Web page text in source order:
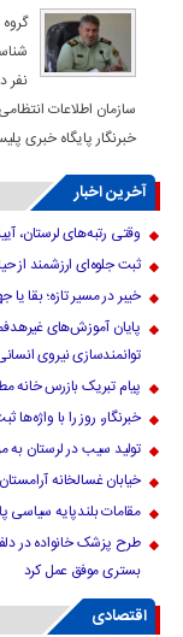
نفر
سازمان اطلاعات
خبرنگار پایگاه خبری
آخرین اخبار
وقتی رتبه‌های لرستان،
ثبت جلوه‌ای ارزشمند
خیبر در مسیر تازه؛ بقا
پایان آموزش‌های
توانمندسازی نیروی
پیام تبریک بازرس خانه
خبرنگار، روز را با واژه‌ها
تولید سیب در لرستان به مرز ۸۵ هزار تن
خیابان غسالخانه
مقامات بلندپایه
طرح پزشک خانواده در
بستری موفق عمل کرد
اقتصادی